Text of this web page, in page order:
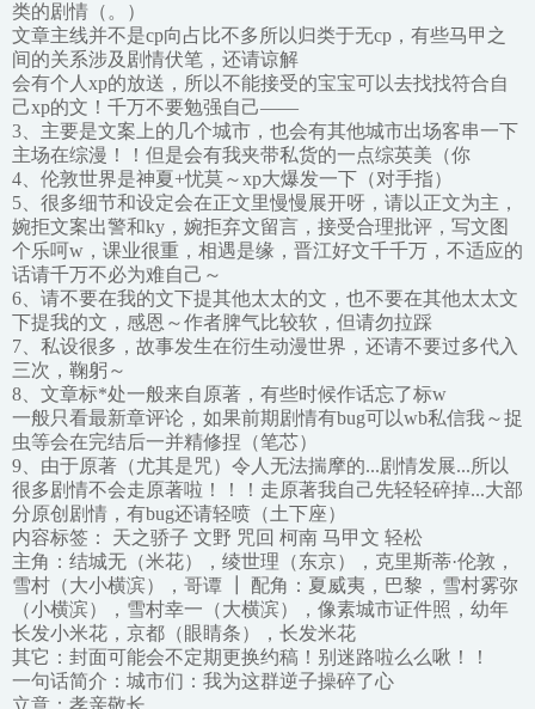
类的剧情（。）
文章主线并不是cp向占比不多所以归类于无cp，有些马甲之
间的关系涉及剧情伏笔，还请谅解
会有个人xp的放送，所以不能接受的宝宝可以去找找符合自
己xp的文！千万不要勉强自己——
3、主要是文案上的几个城市，也会有其他城市出场客串一下
主场在综漫！！但是会有我夹带私货的一点综英美（你
4、伦敦世界是神夏+忧莫～xp大爆发一下（对手指）
5、很多细节和设定会在正文里慢慢展开呀，请以正文为主，
婉拒文案出警和ky，婉拒弃文留言，接受合理批评，写文图
个乐呵w，课业很重，相遇是缘，晋江好文千千万，不适应的
话请千万不必为难自己～
6、请不要在我的文下提其他太太的文，也不要在其他太太文
下提我的文，感恩～作者脾气比较软，但请勿拉踩
7、私设很多，故事发生在衍生动漫世界，还请不要过多代入
三次，鞠躬～
8、文章标*处一般来自原著，有些时候作话忘了标w
一般只看最新章评论，如果前期剧情有bug可以wb私信我～捉
虫等会在完结后一并精修捏（笔芯）
9、由于原著（尤其是咒）令人无法揣摩的...剧情发展...所以
很多剧情不会走原著啦！！！走原著我自己先轻轻碎掉...大部
分原创剧情，有bug还请轻喷（土下座）
内容标签： 天之骄子 文野 咒回 柯南 马甲文 轻松
主角：结城无（米花），绫世理（东京），克里斯蒂·伦敦，
雪村（大小横滨），哥谭 ┃ 配角：夏威夷，巴黎，雪村雾弥
（小横滨），雪村幸一（大横滨），像素城市证件照，幼年
长发小米花，京都（眼睛条），长发米花
其它：封面可能会不定期更换约稿！别迷路啦么么啾！！
一句话简介：城市们：我为这群逆子操碎了心
立意：孝亲敬长